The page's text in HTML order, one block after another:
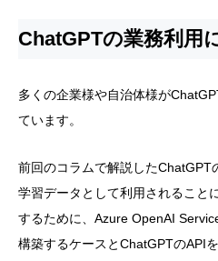
ChatGPTの業務利用
多くの企業様や自治体様が
ています。
前回のコラムで解説したChatGPT
学習データとして利用されること
するために、Azure OpenAI
構築するケースとChatGPTのAPI